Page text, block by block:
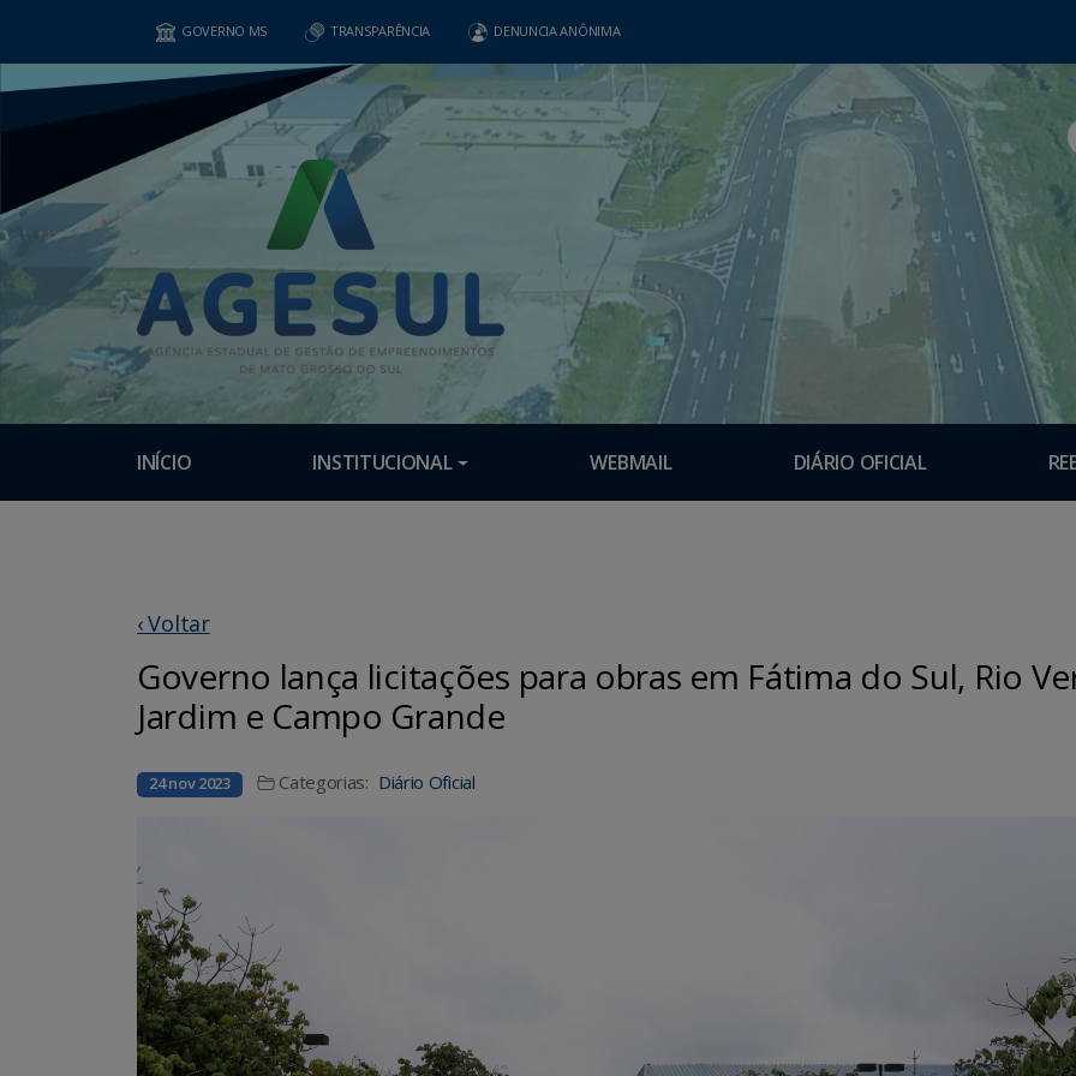
GOVERNO MS TRANSPARÊNCIA DENUNCIA ANÔNIMA
INÍCIO INSTITUCIONAL WEBMAIL DIÁRIO OFICIAL
‹ Voltar
Governo lança licitações para obras em Fátima do Sul, Rio
Jardim e Campo Grande
24 nov 2023 Categorias: Diário Oficial